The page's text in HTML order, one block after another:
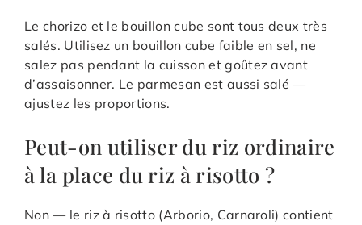
Le chorizo et le bouillon cube sont tous deux très
salés. Utilisez un bouillon cube faible en sel, ne
salez pas pendant la cuisson et goûtez avant
d’assaisonner. Le parmesan est aussi salé —
ajustez les proportions.
Peut-on utiliser du riz ordinaire
à la place du riz à risotto ?
Non — le riz à risotto (Arborio, Carnaroli) contient